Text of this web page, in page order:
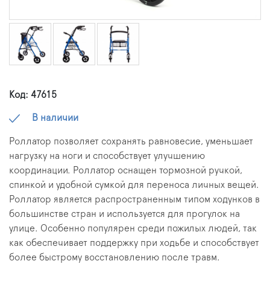
Код: 47615
В наличии
Роллатор позволяет сохранять равновесие, уменьшает
нагрузку на ноги и способствует улучшению
координации. Роллатор оснащен тормозной ручкой,
спинкой и удобной сумкой для переноса личных вещей.
Роллатор является распространенным типом ходунков в
большинстве стран и используется для прогулок на
улице. Особенно популярен среди пожилых людей, так
как обеспечивает поддержку при ходьбе и способствует
более быстрому восстановлению после травм.